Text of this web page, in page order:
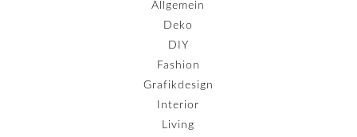
Allgemein
Deko
DIY
Fashion
Grafikdesign
Interior
Living